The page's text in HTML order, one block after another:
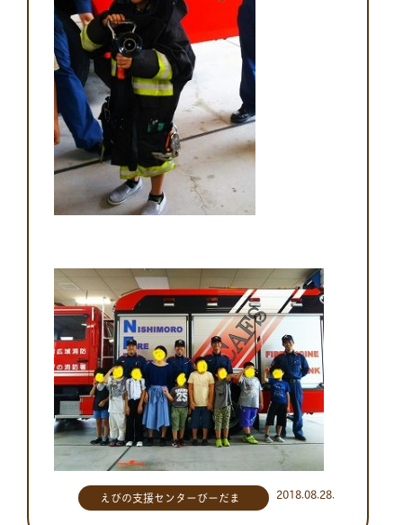
2018.08.28.
えびの支援センターびーだま